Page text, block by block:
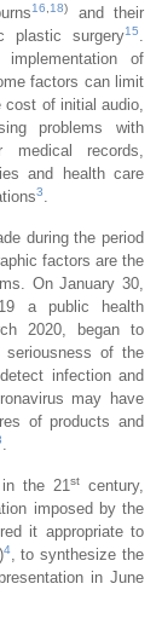
16 18)
and their
plastic surgery15
of
factors can limit
of initial audio,
problems with
medical records,
and health care
3
during the period
factors are the
On January 30,
a public health
2020, began to
of the
infection and
may have
of products and
the 21 stcentury,
imposed by the
it appropriate to
4, to synthesize the
in June